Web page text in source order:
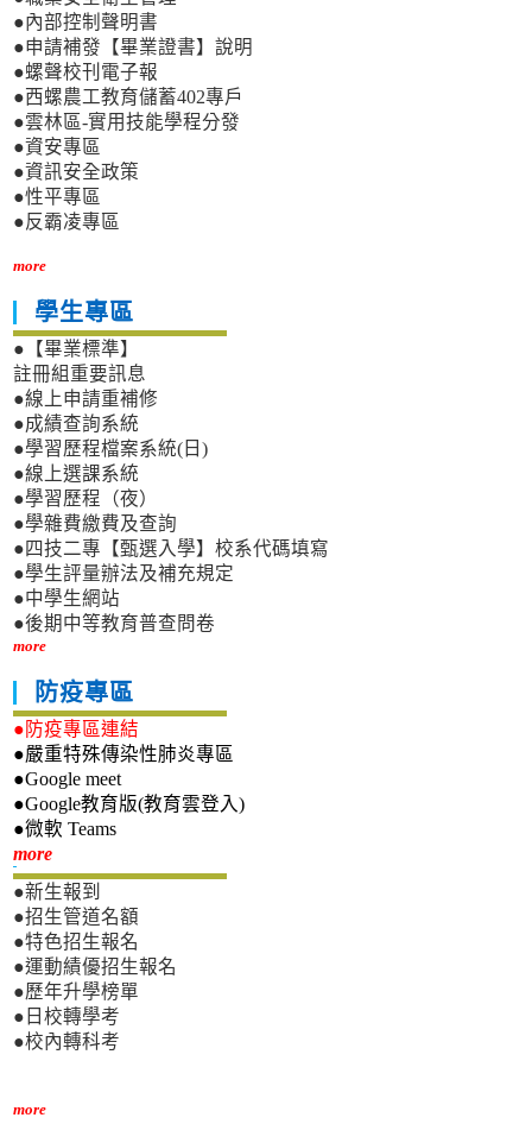
●內部控制聲明書
●申請補發【畢業證書】說明
●螺聲校刊電子報
●西螺農工教育儲蓄402專戶
●雲林區-實用技能學程分發
●資安專區
●資訊安全政策
●性平專區
●反霸凌專區
more
學生專區
●【畢業標準】
註冊組重要訊息
●線上申請重補修
●成績查詢系統
●學習歷程檔案系統(日)
●線上選課系統
●學習歷程（夜）
●學雜費繳費及查詢
●四技二專【甄選入學】校系代碼填寫
●學生評量辦法及補充規定
●中學生網站
●後期中等教育普查問卷
more
防疫專區
●防疫專區連結
●嚴重特殊傳染性肺炎專區
●Google meet
●Google教育版(教育雲登入)
●微軟 Teams
more新生專區
●新生報到
●招生管道名額
●特色招生報名
●運動績優招生報名
●歷年升學榜單
●日校轉學考
●校內轉科考
more